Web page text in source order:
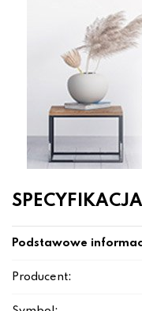
Podstawowe
Producent: